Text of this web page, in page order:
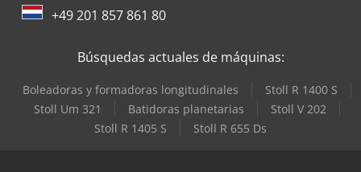
+49 201 857 861 80
Búsquedas actuales de máquinas:
Boleadoras y formadoras longitudinales
Stoll R 1400 S
Stoll Um 321
Batidoras planetarias
Stoll V 202
Stoll R 1405 S
Stoll R 655 Ds